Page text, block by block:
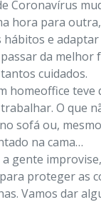
Coronavírus
hora para
e
da melhor
cuidados.
homeoffice
O que
sofá ou,
na cama…
gente
proteger as
Vamos dar